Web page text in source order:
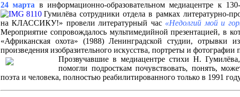
24 марта в информационно-образовательном медиацентре к
Гумилёвасотрудники отдела в рамках литературно-
на КЛАССИКУ!» провели литературный час «Недолгий мой и
Мероприятие сопровождалось мультимедийной презентацией, в
«Африканская охота» (1988) Ленинградской студии, отрывки
произведения изобразительного искусства, портреты и фотографии
Прозвучавшие в медиацентре стихи Н.
помогли подросткам почувствовать, понять,
поэта и человека, полностью реабилитированного только в 1991